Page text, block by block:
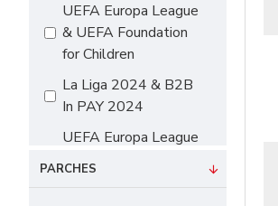
#24 135cm-145cm
#26 145cm-155cm
#28 155cm-165cm
UEFA Europa League
& UEFA Foundation
for Children
La Liga 2024 & B2B
In PAY 2024
UEFA Europa League
& UEFA Foundation
PARCHES